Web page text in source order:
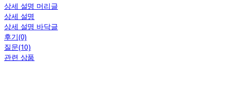
상세 설명 머리글
상세 설명
상세 설명 바닥글
후기(0)
질문(10)
관련 상품